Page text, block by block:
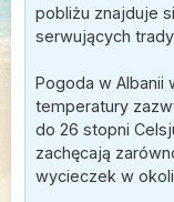
pobliżu znajduje
serwujących
Pogoda w Albanii
temperatury
do 26 stopni
zachęcają
wycieczek w